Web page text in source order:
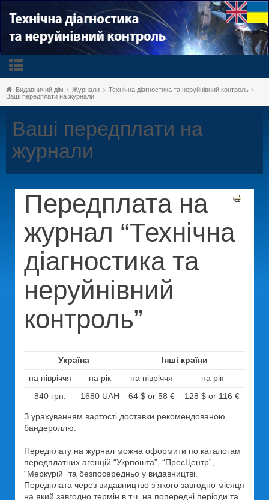
Видавничий дім Журнали
Технічна діагностика та неруйнівний контроль
Ваші передплати на журнали
Ваші передплати на
журнали
Передплата на
журнал “Технічна
діагностика та
неруйнівний
контроль”
Україна
Інші країни
на півріччя
на рік на півріччя
на рік
840 грн.
1680 UAH 64 $ or 58 € 128 $ or 116 €
З урахуванням вартості доставки рекомендованою
бандероллю.
Передплату на журнал можна оформити по каталогам
передплатних агенцій “Укрпошта”, “ПресЦентр”,
“Меркурій” та безпосередньо у видавництві.
Передплата через видавництво з якого завгодно місяця
на який завгодно термін в т.ч. на попередні періоди та